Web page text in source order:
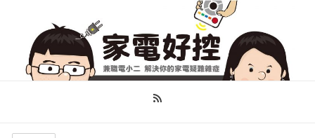
幫你做好功課，看了就知怎麼找出適合自己的家電